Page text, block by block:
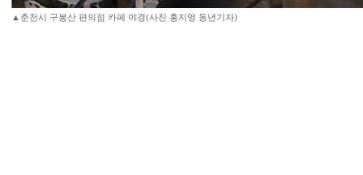
▲춘천시 구봉산 편의점 카페 야경(사진 홍지영 동년기자)